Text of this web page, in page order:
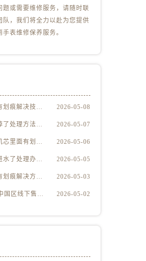
题或需要维修服务，请随时联
队，我们将全力以赴为您提供
表维修保养服务。
百达翡丽表盘有划痕解决技巧集锦 2026-05-08
百达翡丽表耳掉了处理方法深度解析 2026-05-07
百达翡丽手表机芯里面有划痕处理方法详解 2026-05-06
百达翡丽腕表进水了处理办法是什么 2026-05-05
百达翡丽表盘有划痕解决方法推荐 2026-05-03
2026百达翡丽中国区线下售后服务网点升级优化公告（最新电话及地址） 2026-05-02